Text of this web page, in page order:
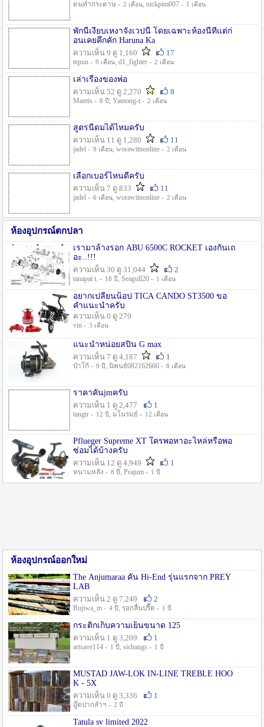
ตนทำกระดาษ - 2 เดือน, nickpim007 - 1 เดือน
พักนี้เงียบเหงาจังเวปนี้ โดยเฉพาะห้องนี้ที่แต่ก่
อนเคยคึกคัก Haruna Ka
ความเห็น 9 ดู 1,160
17
tepun - 9 เดือน, d1_fighter - 2 เดือน
เล่าเรื่องของพ่อ
ความเห็น 52 ดู 2,270
8
Mantis - 8 ปี , Yamong-t - 2 เดือน
สูตรนี้ดมได้ไหมครับ
ความเห็น 11 ดู 1,280
11
jadel - 9 เดือน, worawitnonline - 2 เดือน
เลือกเบอร์ไหนดีครับ
ความเห็น 7 ดู 833
11
jadel - 6 เดือน, worawitnonline - 2 เดือน
ห้องอุปกรณ์ตกปลา
เรามาล้างรอก ABU 6500C ROCKET เองกันเถ
อะ..!!!
ความเห็น 30 ดู 31,044
2
tanapat t. - 18 ปี , Seagull20 - 1 เดือน
อยากเปลี่ยนน็อป TICA CANDO ST3500 ขอ
คำแนะนำครับ
ความเห็น 0 ดู 279
vin - 3 เดือน
แนะนำหน่อยสปิน G max
ความเห็น 7 ดู 4,187
1
ป๋าโก้ - 9 ปี , นิพนธ์082162660 - 8 เดือน
ราคาคันjmครับ
ความเห็น 1 ดู 2,477
1
tangtr - 12 ปี , มโนรมย์ - 12 เดือน
Pflueger Supreme XT ใครพอหาอะไหล่หรือพอ
ซ่อมได้บ้างครับ
ความเห็น 12 ดู 4,949
1
หนามหลัง - 8 ปี , Prajum - 1 ปี
ห้องอุปกรณ์ออกใหม่
The Anjumaraa คัน Hi-End รุ่นแรกจาก PREY
LAB
ความเห็น 2 ดู 7,249
2
Rujiwa_m - 4 ปี , รอกลื่นปรื๊ด - 1 ปี
กระติกเก็บความเย็นขนาด 125
ความเห็น 1 ดู 3,209
1
artsave114 - 1 ปี , sichangs - 1 ปี
MUSTAD JAW-LOK IN-LINE TREBLE HOO
K - 5X
ความเห็น 0 ดู 3,336
1
อู๊ดปากลำฯ - 2 ปี
Tatula sv limited 2022